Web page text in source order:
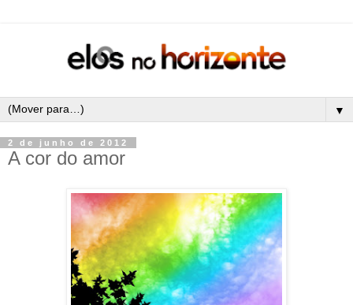
▼
2 de junho de 2012
A cor do amor